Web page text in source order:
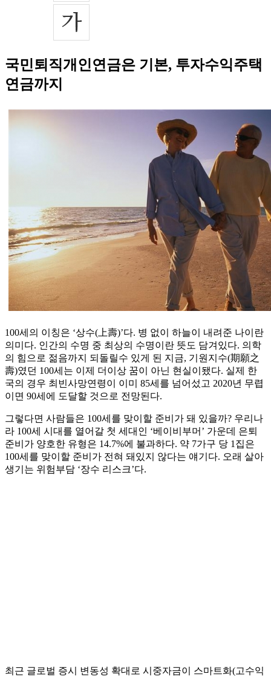
국민퇴직개인연금은 기본, 투자수익주택
연금까지
100세의 이칭은 ‘상수(上壽)’다. 병 없이 하늘이 내려준 나이란
의미다. 인간의 수명 중 최상의 수명이란 뜻도 담겨있다. 의학
의 힘으로 젊음까지 되돌릴수 있게 된 지금, 기원지수(期願之
壽)였던 100세는 이제 더이상 꿈이 아닌 현실이됐다. 실제 한
국의 경우 최빈사망연령이 이미 85세를 넘어섰고 2020년 무렵
이면 90세에 도달할 것으로 전망된다.
그렇다면 사람들은 100세를 맞이할 준비가 돼 있을까? 우리나
라 100세 시대를 열어갈 첫 세대인 ‘베이비부머’ 가운데 은퇴
준비가 양호한 유형은 14.7%에 불과하다. 약 7가구 당 1집은
100세를 맞이할 준비가 전혀 돼있지 않다는 얘기다. 오래 살아
생기는 위험부담 ‘장수 리스크’다.
최근 글로벌 증시 변동성 확대로 시중자금이 스마트화(고수익